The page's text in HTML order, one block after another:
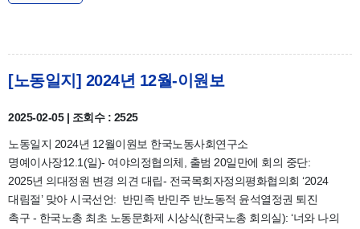
[노동일지] 2024년 12월-이원보
2025-02-05 | 조회수 : 2525
노동일지 2024년 12월이원보 한국노동사회연구소
명예이사장12.1(일)- 여야의정협의체, 출범 20일만에 회의 중단:
2025년 의대정원 변경 의견 대립- 전국목회자정의평화협의회 ‘2024
대림절’ 맞아 시국선언: 반민족 반민주 반노동적 윤석열정권 퇴진
촉구 - 한국노총 최초 노동문화제 시상식(한국노총 회의실): ‘너와 나의